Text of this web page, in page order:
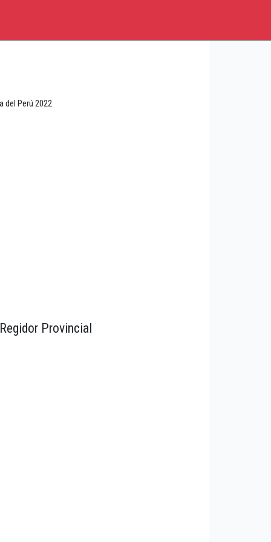
del Perú 2022
Provincial